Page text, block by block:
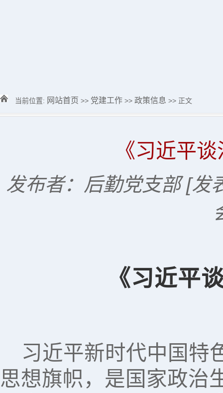
当前位置: 网站首页 >> 党建工作 >> 政策信息 >> 正文
《习近平
发布者：后勤党支部 [发
《习近平
习近平新时代中国特
思想旗帜，是国家政治